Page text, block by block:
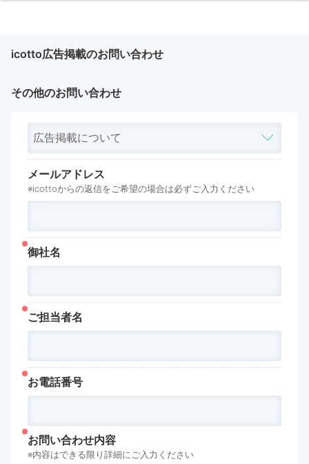
icotto広告掲載のお問い合わせ
その他のお問い合わせ
メールアドレス
※icottoからの返信をご希望の場合は必ずご入力ください
御社名
ご担当者名
お電話番号
お問い合わせ内容
※内容はできる限り詳細にご入力ください